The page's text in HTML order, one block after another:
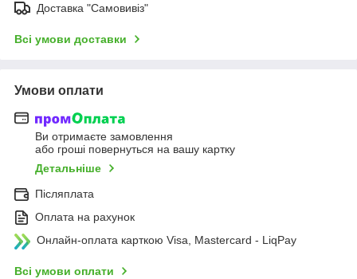
Доставка "Самовивіз"
Всі умови доставки
Умови оплати
Ви отримаєте замовлення
або гроші повернуться на вашу картку
Детальніше
Післяплата
Оплата на рахунок
Онлайн-оплата карткою Visa, Mastercard - LiqPay
Всі умови оплати